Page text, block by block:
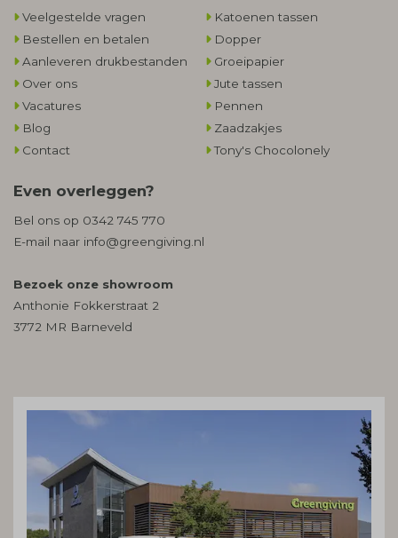
Veelgestelde vragen
Bestellen en betalen
Aanleveren drukbestanden
Over ons
Vacatures
Blog
Contact
Katoenen tassen
Dopper
Groeipapier
Jute tassen
Pennen
Zaadzakjes
Tony's Chocolonely
Even overleggen?
Bel ons op 0342 745 770
E-mail naar info@greengiving.nl
Bezoek onze showroom
Anthonie Fokkerstraat 2
3772 MR Barneveld